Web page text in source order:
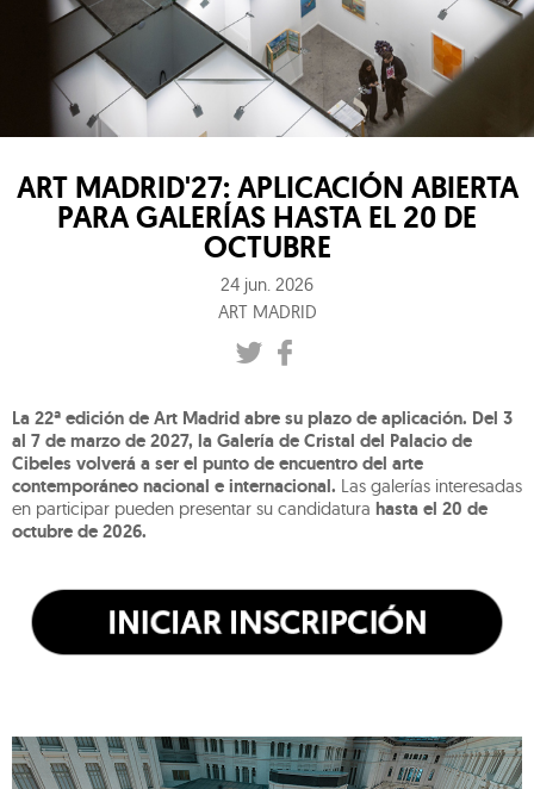
ART MADRID'27: APLICACIÓN ABIERTA
PARA GALERÍAS HASTA EL 20 DE
OCTUBRE
24 jun. 2026
ART MADRID
La 22ª edición de Art Madrid abre su plazo de aplicación. Del 3
al 7 de marzo de 2027, la Galería de Cristal del Palacio de
Cibeles volverá a ser el punto de encuentro del arte
contemporáneo nacional e internacional. Las galerías interesadas
en participar pueden presentar su candidatura hasta el 20 de
octubre de 2026.